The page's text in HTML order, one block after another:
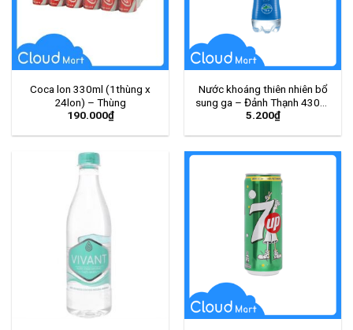
Coca lon 330ml (1thùng x
24lon) – Thùng
190.000₫
Nước khoáng thiên nhiên bổ
sung ga – Đảnh Thạnh 430ml
– Chai
5.200₫